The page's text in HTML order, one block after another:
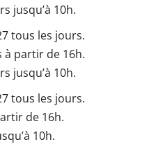
jusqu’à 10h.
tous les jours.
à partir de 16h.
jusqu’à 10h.
tous les jours.
de 16h.
10h.